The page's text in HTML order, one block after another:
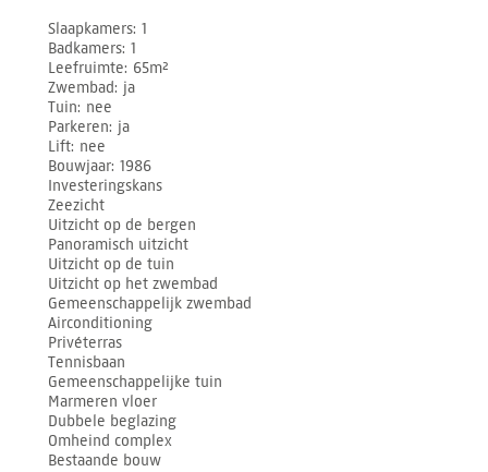
Slaapkamers 1
Badkamers 1
Leefruimte 65m²
Zwembad ja
Tuin nee
Parkeren ja
Lift nee
Bouwjaar 1986
Investeringskans
Zeezicht
Uitzicht op de bergen
Panoramisch uitzicht
Uitzicht op de tuin
Uitzicht op het zwembad
Gemeenschappelijk zwembad
Airconditioning
Privéterras
Tennisbaan
Gemeenschappelijke tuin
Marmeren vloer
Dubbele beglazing
Omheind complex
Bestaande bouw